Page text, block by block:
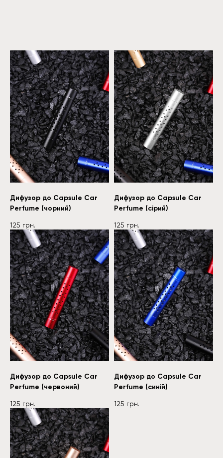
Дифузор до Capsule Car
Perfume (чорний)
125 грн.
Дифузор до Capsule Car
Perfume (сірий)
125 грн.
Дифузор до Capsule Car
Perfume (червоний)
125 грн.
Дифузор до Capsule Car
Perfume (синій)
125 грн.
ДЕТАЛЬНІШЕ